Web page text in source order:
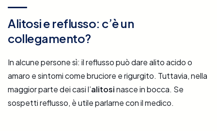
Alitosi e reflusso: c’è un
collegamento?
In alcune persone sì: il reflusso può dare alito acido o
amaro e sintomi come bruciore e rigurgito. Tuttavia, nella
maggior parte dei casi l’alitosinasce in bocca. Se
sospetti reflusso, è utile parlarne con il medico.